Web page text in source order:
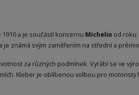
a je součástí koncernu Michelin od roku
známá svým zaměřením na střední a
za různých podmínek. Vyrábí se ve
Kleber je oblíbenou volbou pro